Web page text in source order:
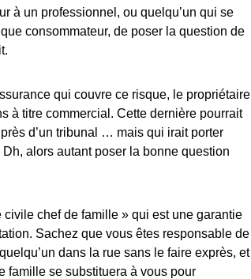
à un professionnel, ou quelqu’un qui se
consommateur, de poser la question de
qui couvre ce risque, le propriétaire
à titre commercial. Cette dernière pourrait
d’un tribunal … mais qui irait porter
alors autant poser la bonne question
chef de famille » qui est une garantie
Sachez que vous êtes responsable de
dans la rue sans le faire exprès, et
famille se substituera à vous pour